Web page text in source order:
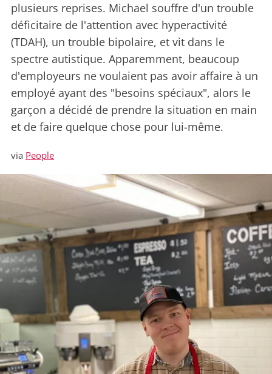
plusieurs reprises. Michael souffre d'un trouble
déficitaire de l'attention avec hyperactivité
(TDAH), un trouble bipolaire, et vit dans le
spectre autistique. Apparemment, beaucoup
d'employeurs ne voulaient pas avoir affaire à un
employé ayant des "besoins spéciaux", alors le
garçon a décidé de prendre la situation en main
et de faire quelque chose pour lui-même.
via People